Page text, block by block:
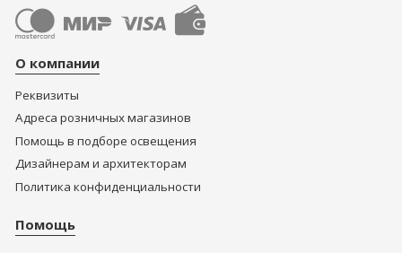
О компании
Реквизиты
Адреса розничных магазинов
Помощь в подборе освещения
Дизайнерам и архитекторам
Политика конфиденциальности
Помощь